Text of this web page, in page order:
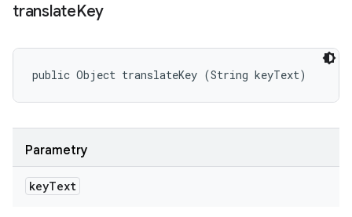
translateKey
public Object translateKey (String keyText)
Parametry
keyText